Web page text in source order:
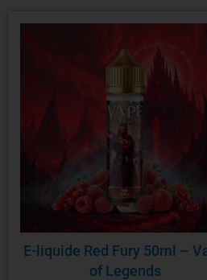
E-liquide Red Fury 50ml –
of Legends